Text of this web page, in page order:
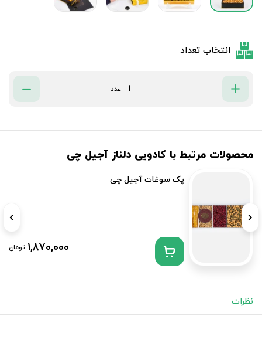
انتخاب تعداد
عدد
محصولات مرتبط با کادویی دلناز آجیل چی
پک سوغات آجیل چی
1,870,000 تومان
نظرات